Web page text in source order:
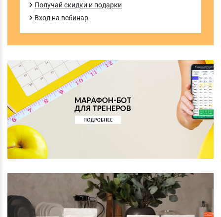
Получай скидки и подарки
Вход на вебинар